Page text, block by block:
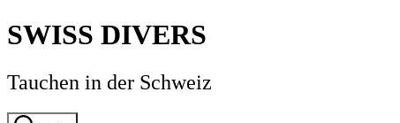
Direkt
zum
wechseln
SWISS DIVERS
Tauchen in der Schweiz